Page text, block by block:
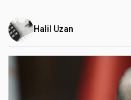
Halil Uzan